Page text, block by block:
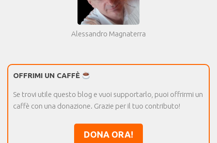
Alessandro Magnaterra
OFFRIMI UN CAFFÈ
Se trovi utile questo blog e vuoi supportarlo, puoi offrirmi un
caffè con una donazione. Grazie per il tuo contributo!
DONA ORA!